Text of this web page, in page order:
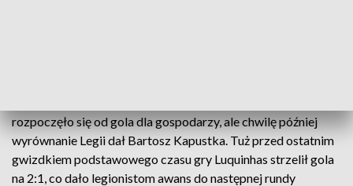
rozpoczęło się od gola dla gospodarzy, ale chwilę później
wyrównanie Legii dał Bartosz Kapustka. Tuż przed ostatnim
gwizdkiem podstawowego czasu gry Luquinhas strzelił gola
na 2:1, co dało legionistom awans do następnej rundy